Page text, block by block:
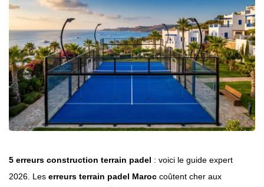
5 erreurs construction terrain padel : voici le guide expert
2026. Les erreurs terrain padel Maroc coûtent cher aux